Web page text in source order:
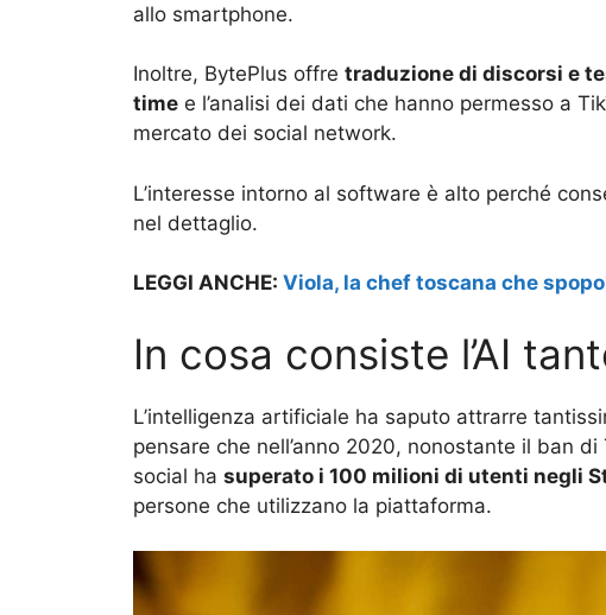
allo smartphone.
Inoltre, BytePlus offre traduzione di discorsi e
time e l’analisi dei dati che hanno permesso a
mercato dei social network.
L’interesse intorno al software è alto perché
nel dettaglio.
LEGGI ANCHE: Viola, la chef toscana che
In cosa consiste l’AI
L’intelligenza artificiale ha saputo attrarre
pensare che nell’anno 2020, nonostante il ban
social ha superato i 100 milioni di utenti negli
persone che utilizzano la piattaforma.